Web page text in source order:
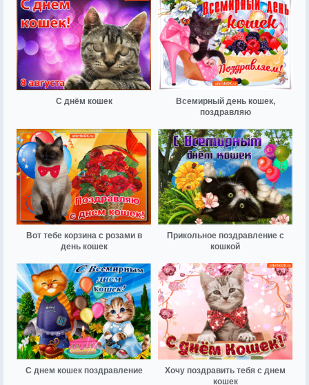
С днём кошек
Всемирный день кошек,
поздравляю
Вот тебе корзина с розами в
день кошек
Прикольное поздравление с
кошкой
С днем кошек поздравление
Хочу поздравить тебя с днем
кошек